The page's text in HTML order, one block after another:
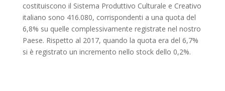
costituiscono il Sistema Produttivo Culturale e Creativo
italiano sono 416.080, corrispondenti a una quota del
6,8% su quelle complessivamente registrate nel nostro
Paese. Rispetto al 2017, quando la quota era del 6,7%
si è registrato un incremento nello stock dello 0,2%.